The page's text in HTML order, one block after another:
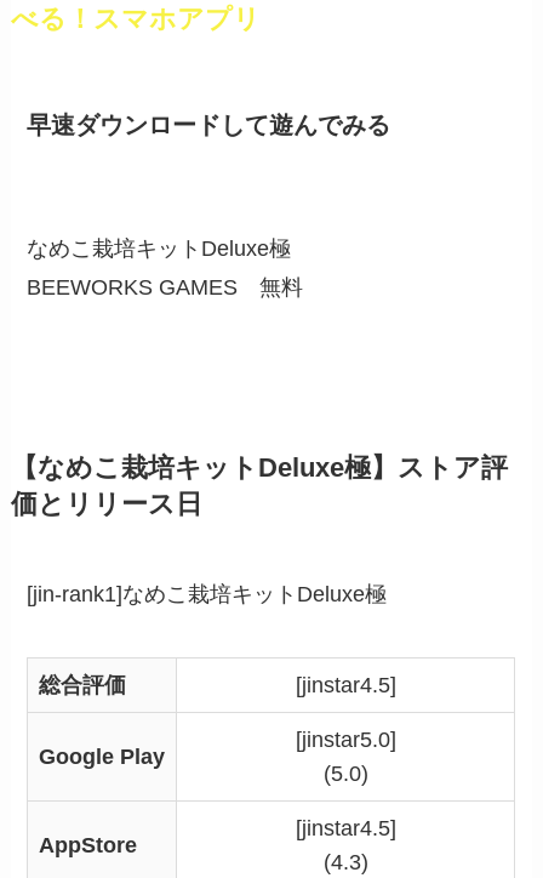
べる！スマホアプリ
早速ダウンロードして遊んでみる
なめこ栽培キットDeluxe極
BEEWORKS GAMES無料
【なめこ栽培キットDeluxe極】ストア評
価とリリース日
[jin-rank1]なめこ栽培キットDeluxe極
総合評価 [jinstar4.5]
Google Play
[jinstar5.0]
(5.0)
AppStore
[jinstar4.5]
(4.3)